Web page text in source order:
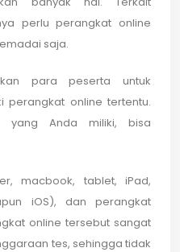
perlu perangkat online
saja.
para peserta untuk
perangkat online tertentu.
yang Anda miliki, bisa
macbook, tablet, iPad,
iOS), dan perangkat
online tersebut sangat
tes, sehingga tidak